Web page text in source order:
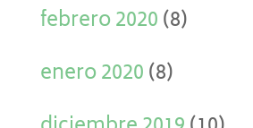
febrero 2020(8)
enero 2020(8)